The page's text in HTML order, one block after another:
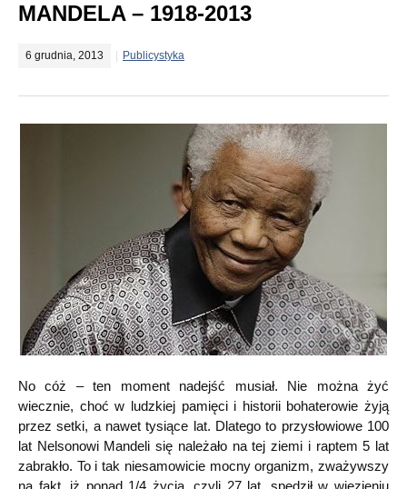
MANDELA – 1918-2013
6 grudnia, 2013 Publicystyka
No cóż – ten moment nadejść musiał. Nie można żyć
wiecznie, choć w ludzkiej pamięci i historii bohaterowie żyją
przez setki, a nawet tysiące lat. Dlatego to przysłowiowe 100
lat Nelsonowi Mandeli się należało na tej ziemi i raptem 5 lat
zabrakło. To i tak niesamowicie mocny organizm, zważywszy
na fakt, iż ponad 1/4 życia, czyli 27 lat, spędził w więzieniu